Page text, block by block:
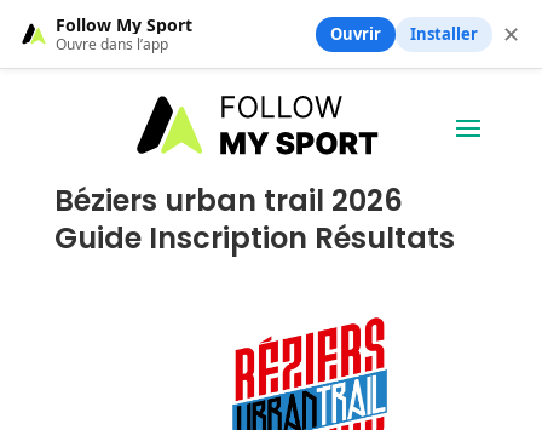
Béziers urban trail 2026
Guide Inscription Résultats
Follow My Sport
Ouvre dans l’app Ouvrir Installer ✕